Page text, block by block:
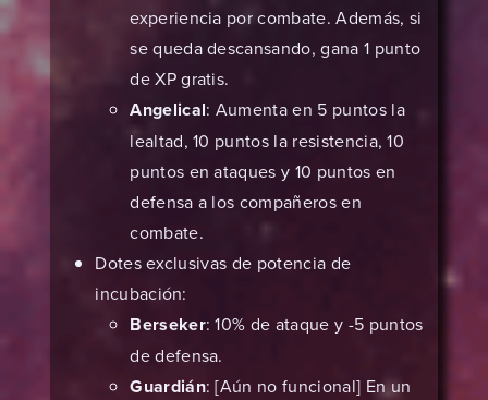
experiencia por combate. Además, si
se queda descansando, gana 1 punto
de XP gratis.
Angelical: Aumenta en 5 puntos la
lealtad, 10 puntos la resistencia, 10
puntos en ataques y 10 puntos en
defensa a los compañeros en
combate.
Dotes exclusivas de potencia de
incubación:
Berseker: 10% de ataque y -5 puntos
de defensa.
Guardián: [Aún no funcional] En un